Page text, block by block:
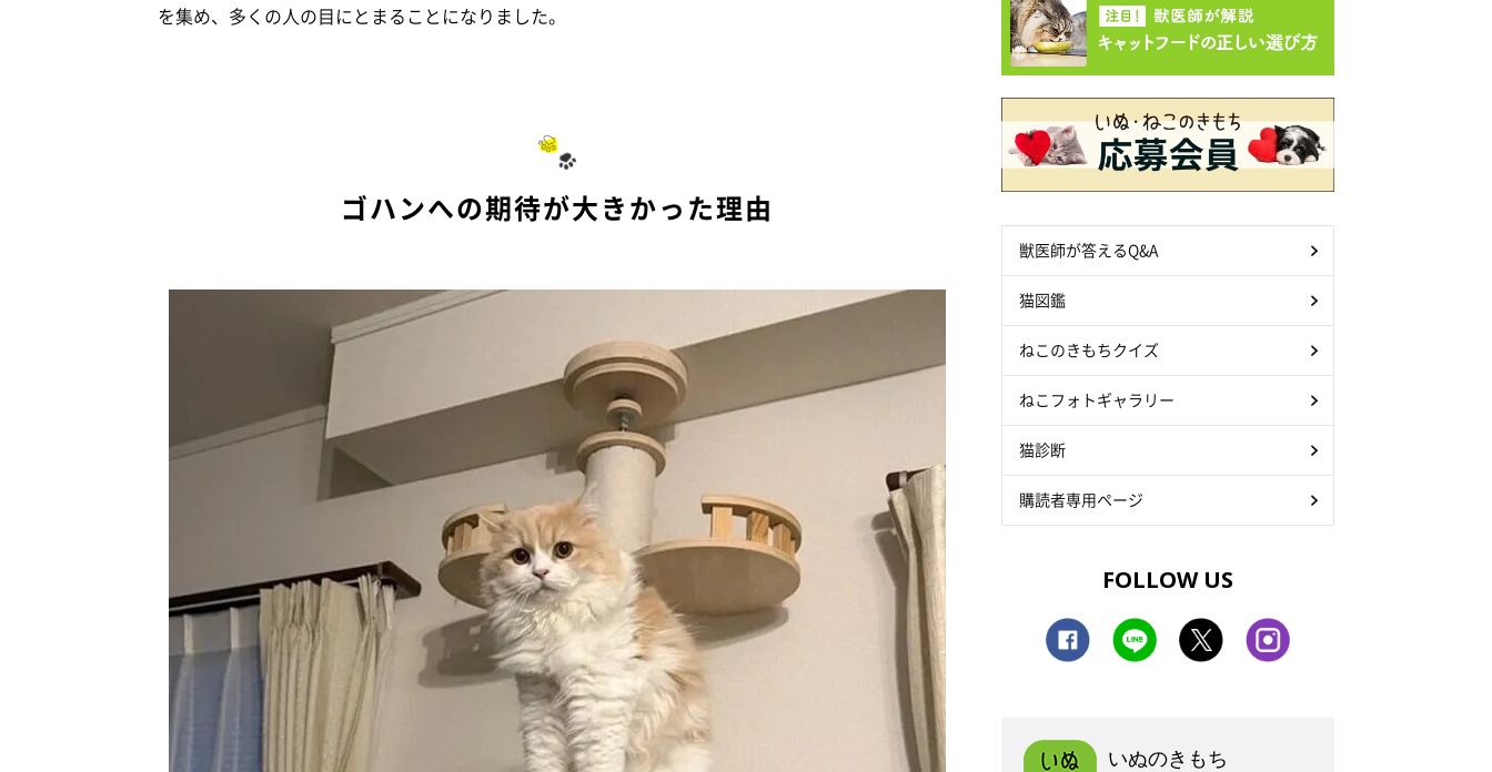
を集め、多くの人の目にとまることになりました。
ゴハンへの期待が大きかった理由
獣医師が答えるQ&A
猫図鑑
ねこのきもちクイズ
ねこフォトギャラリー
猫診断
購読者専用ページ
FOLLOW US
いぬのきもち